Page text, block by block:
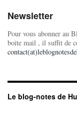
Newsletter
Pour vous abonner au
boite mail , il suffit de
Le blog-notes de